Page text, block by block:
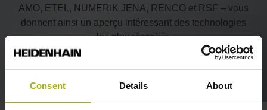
Consent Details About
AMO, ETEL, NUMERIK JENA, RENCO et RSF – vous
donnent ainsi un aperçu intéressant des technologies
les plus récentes.